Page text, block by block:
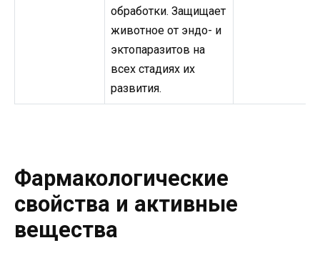
обработки. Защищает
животное от эндо- и
эктопаразитов на
всех стадиях их
развития.
Фармакологические
свойства и активные
вещества